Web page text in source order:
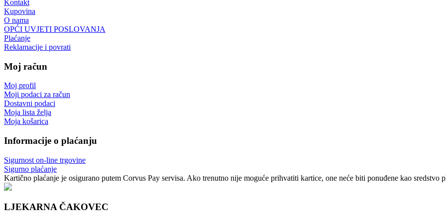
Kontakt
Kupovina
O nama
OPĆI UVJETI POSLOVANJA
Plaćanje
Reklamacije i povrati
Moj račun
Moj profil
Moji podaci za račun
Dostavni podaci
Moja lista želja
Moja košarica
Informacije o plaćanju
Sigurnost on-line trgovine
Sigurno plaćanje
Kartično plaćanje je osigurano putem Corvus Pay servisa. Ako trenutno nije moguće prihvatiti kartice, one neće biti ponuđene kao sredstvo
LJEKARNA ČAKOVEC